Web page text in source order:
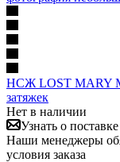
НСЖ LOST MARY
затяжек
Нет в наличии
Узнать о поставке
Наши менеджеры
условия заказа